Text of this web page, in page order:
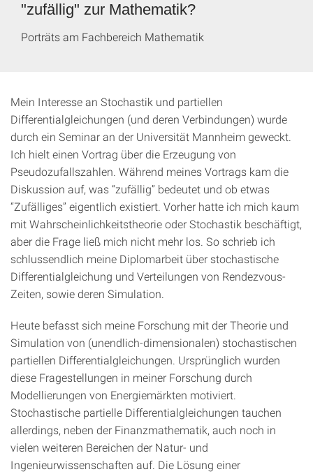
"zufällig" zur Mathematik?
Porträts am Fachbereich Mathematik
Mein Interesse an Stochastik und partiellen
Differentialgleichungen (und deren Verbindungen) wurde
durch ein Seminar an der Universität Mannheim geweckt.
Ich hielt einen Vortrag über die Erzeugung von
Pseudozufallszahlen. Während meines Vortrags kam die
Diskussion auf, was “zufällig” bedeutet und ob etwas
“Zufälliges” eigentlich existiert. Vorher hatte ich mich kaum
mit Wahrscheinlichkeitstheorie oder Stochastik beschäftigt,
aber die Frage ließ mich nicht mehr los. So schrieb ich
schlussendlich meine Diplomarbeit über stochastische
Differentialgleichung und Verteilungen von Rendezvous-
Zeiten, sowie deren Simulation.
Heute befasst sich meine Forschung mit der Theorie und
Simulation von (unendlich-dimensionalen) stochastischen
partiellen Differentialgleichungen. Ursprünglich wurden
diese Fragestellungen in meiner Forschung durch
Modellierungen von Energiemärkten motiviert.
Stochastische partielle Differentialgleichungen tauchen
allerdings, neben der Finanzmathematik, auch noch in
vielen weiteren Bereichen der Natur- und
Ingenieurwissenschaften auf. Die Lösung einer